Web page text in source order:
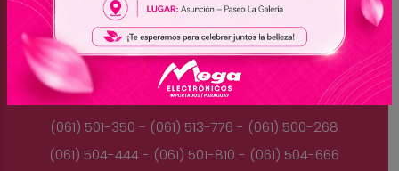
(045) 3025-7072 - (045) 3025-7736
(045) 3025-7713
Paraguay
(061) 501-350 - (061) 513-776 - (061) 500-268
(061) 504-444 - (061) 501-810 - (061) 504-666